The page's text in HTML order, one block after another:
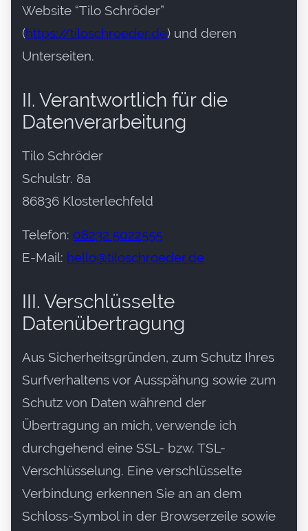
Website “Tilo Schröder”
(https://tiloschroeder.de) und deren
Unterseiten.
II. Verantwortlich für die
Datenverarbeitung
Tilo Schröder
Schulstr. 8a
86836 Klosterlechfeld
Telefon: 08232 5022555
E-Mail: hello@tiloschroeder.de
III. Verschlüsselte
Datenübertragung
Aus Sicherheitsgründen, zum Schutz Ihres
Surfverhaltens vor Ausspähung sowie zum
Schutz von Daten während der
Übertragung an mich, verwende ich
durchgehend eine SSL- bzw. TSL-
Verschlüsselung. Eine verschlüsselte
Verbindung erkennen Sie an an dem
Schloss-Symbol in der Browserzeile sowie